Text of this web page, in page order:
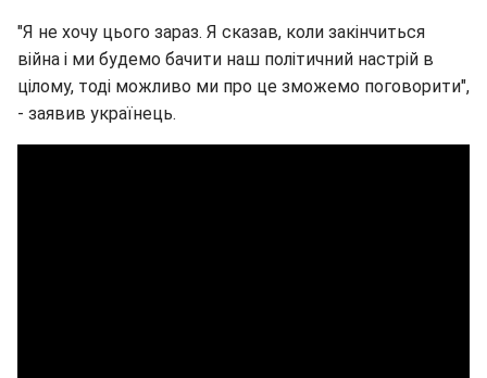
"Я не хочу цього зараз. Я сказав, коли закінчиться
війна і ми будемо бачити наш політичний настрій в
цілому, тоді можливо ми про це зможемо поговорити",
- заявив українець.